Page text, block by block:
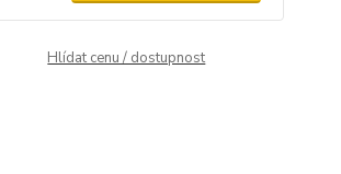
Hlídat cenu / dostupnost